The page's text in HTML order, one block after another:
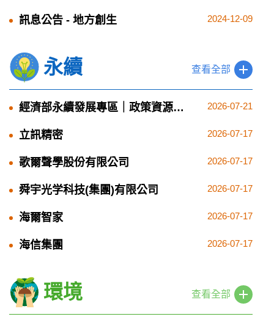
活動亮點與參與資訊
訊息公告 - 地方創生 2024-12-09
永續 查看全部
經濟部永續發展專區｜政策資源與
2026-07-21
立訊精密 2026-07-17
歌爾聲學股份有限公司 2026-07-17
舜宇光学科技(集團)有限公司 2026-07-17
海爾智家 2026-07-17
海信集團 2026-07-17
環境 查看全部